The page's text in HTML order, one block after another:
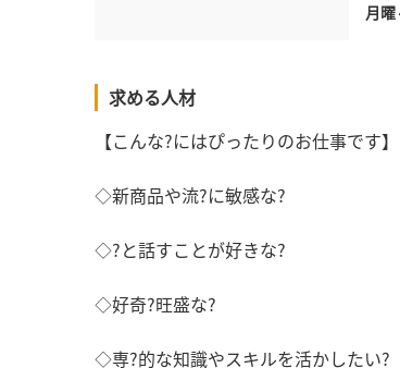
月
求める人材
【こんな?にはぴったりのお仕事です】
◇新商品や流?に敏感な?
◇?と話すことが好きな?
◇好奇?旺盛な?
◇専?的な知識やスキルを活かしたい?